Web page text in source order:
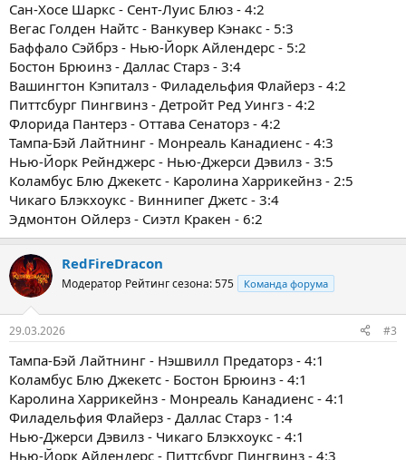
Сан-Хосе Шаркс - Сент-Луис Блюз - 4:2
Вегас Голден Найтс - Ванкувер Кэнакс - 5:3
Баффало Сэйбрз - Нью-Йорк Айлендерс - 5:2
Бостон Брюинз - Даллас Старз - 3:4
Вашингтон Кэпиталз - Филадельфия Флайерз - 4:2
Питтсбург Пингвинз - Детройт Ред Уингз - 4:2
Флорида Пантерз - Оттава Сенаторз - 4:2
Тампа-Бэй Лайтнинг - Монреаль Канадиенс - 4:3
Нью-Йорк Рейнджерс - Нью-Джерси Дэвилз - 3:5
Коламбус Блю Джекетс - Каролина Харрикейнз - 2:5
Чикаго Блэкхоукс - Виннипег Джетс - 3:4
Эдмонтон Ойлерз - Сиэтл Кракен - 6:2
RedFireDracon
Модератор Рейтинг сезона: 575 Команда форума
29.03.2026 #3
Тампа-Бэй Лайтнинг - Нэшвилл Предаторз - 4:1
Коламбус Блю Джекетс - Бостон Брюинз - 4:1
Каролина Харрикейнз - Монреаль Канадиенс - 4:1
Филадельфия Флайерз - Даллас Старз - 1:4
Нью-Джерси Дэвилз - Чикаго Блэкхоукс - 4:1
Нью-Йорк Айлендерс - Питтсбург Пингвинз - 4:3